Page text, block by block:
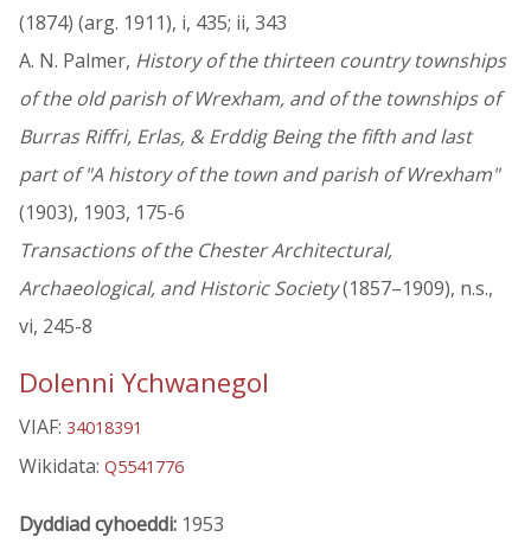
(1874) (arg. 1911), i, 435; ii, 343
A. N. Palmer, History of the thirteen country townships
of the old parish of Wrexham, and of the townships of
Burras Riffri, Erlas, & Erddig Being the fifth and last
part of "A history of the town and parish of Wrexham"
(1903), 1903, 175-6
Transactions of the Chester Architectural,
Archaeological, and Historic Society(1857–1909), n.s.,
vi, 245-8
Dolenni Ychwanegol
VIAF: 34018391
Wikidata: Q5541776
Dyddiad cyhoeddi: 1953